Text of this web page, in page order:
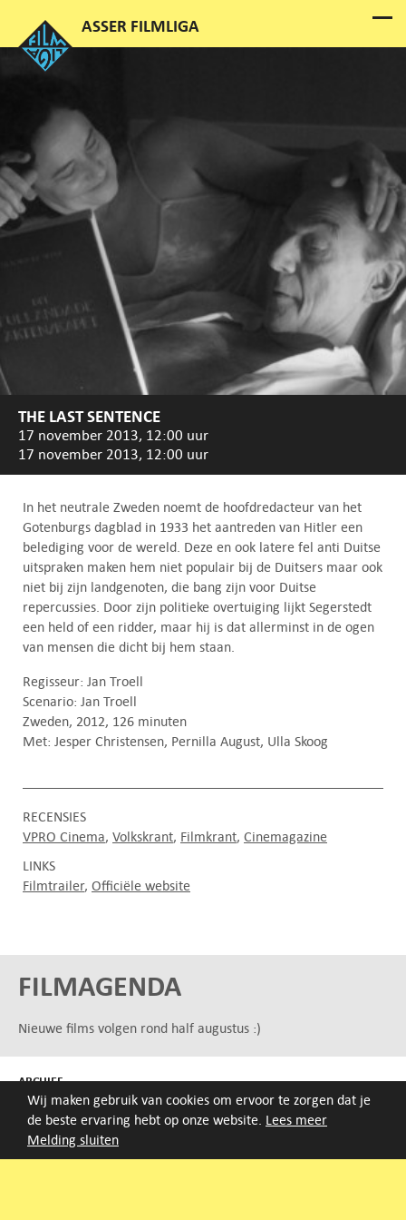
Melding sluiten
Wij maken gebruik van cookies om ervoor te zorgen dat je
de beste ervaring hebt op onze website. Lees meer
THE LAST SENTENCE
17 november 2013, 12:00 uur
17 november 2013, 12:00 uur
In het neutrale Zweden noemt de hoofdredacteur van het
Gotenburgs dagblad in 1933 het aantreden van Hitler een
belediging voor de wereld. Deze en ook latere fel anti Duitse
uitspraken maken hem niet populair bij de Duitsers maar ook
niet bij zijn landgenoten, die bang zijn voor Duitse
repercussies. Door zijn politieke overtuiging lijkt Segerstedt
een held of een ridder, maar hij is dat allerminst in de ogen
van mensen die dicht bij hem staan.
Regisseur: Jan Troell
Scenario: Jan Troell
Zweden, 2012, 126 minuten
Met: Jesper Christensen, Pernilla August, Ulla Skoog
RECENSIES
VPRO Cinema Volkskrant Filmkrant Cinemagazine
LINKS
Filmtrailer Officiële website
FILMAGENDA
Nieuwe films volgen rond half augustus :)
ARCHIEF
Druk op de beginletter van de titel of zoek op titel, regisseur
of jaar van eerste vertoning.
A B C D E F G H I J K L M N O P Q R S T U V W X Y Z